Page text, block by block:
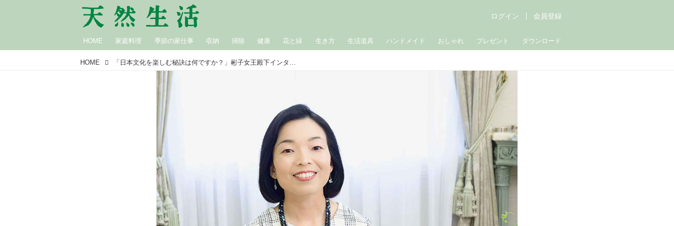
HOME 家庭料理 季節の家仕事 収納 掃除 健康 花と緑 生き方 生活道具 ハンドメイド おしゃれ プレゼント ダウンロード
ログイン 会員登録
HOME 「日本文化を楽しむ秘訣は何ですか？」彬子女王殿下インタビュー／会うこと、聞くこと